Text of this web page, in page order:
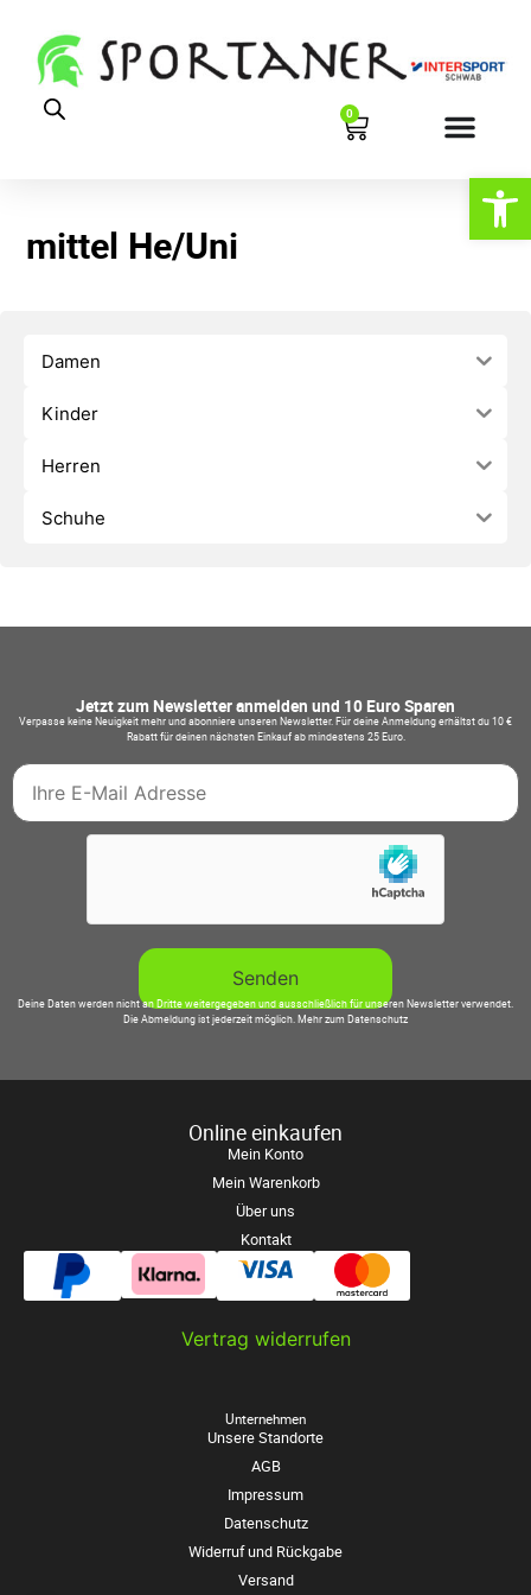
0
mittel He/Uni
Damen
Kinder
Herren
Schuhe
Jetzt zum Newsletter anmelden und 10 Euro Sparen
Verpasse keine Neuigkeit mehr und abonniere unseren Newsletter. Für deine Anmeldung erhältst du 10 €
Rabatt für deinen nächsten Einkauf ab mindestens 25 Euro.
Deine Daten werden nicht an Dritte weitergegeben und ausschließlich für unseren Newsletter verwendet.
Die Abmeldung ist jederzeit möglich.Mehr zum Datenschutz
Online einkaufen
Mein Konto
Mein Warenkorb
Über uns
Kontakt
Vertrag widerrufen
Unternehmen
Unsere Standorte
AGB
Impressum
Datenschutz
Widerruf und Rückgabe
Versand